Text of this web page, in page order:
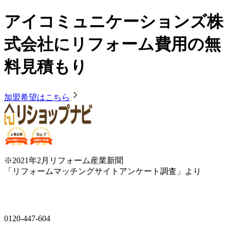
アイコミュニケーションズ株
式会社にリフォーム費用の無
料見積もり
加盟希望はこちら
※2021年2月リフォーム産業新聞
「リフォームマッチングサイトアンケート調査」より
0120-447-604